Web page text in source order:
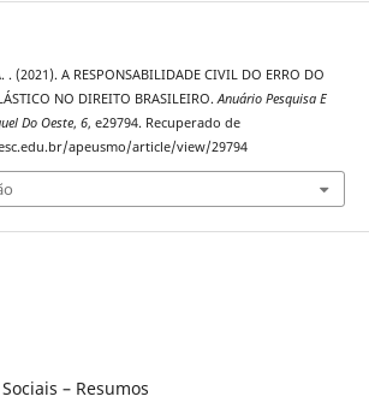
(2021). A RESPONSABILIDADE CIVIL DO ERRO DO
NO DIREITO BRASILEIRO.Anuário Pesquisa E
Do Oeste, 6, e29794. Recuperado de
apeusmo/article/view/29794
– Resumos